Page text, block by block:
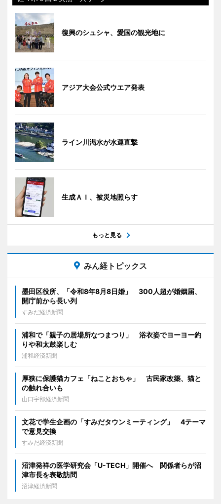
復興のシュシャ、愛国の観光地に
アジア大会公式ウエア発表
ライン川渇水が水運直撃
生成ＡＩ、被災地照らす
もっと見る
みん経トピックス
墨田区役所、「令和8年8月8日婚」 300人超が婚姻届、
開庁前から長い列
すみだ経済新聞
浦和で「親子の居場所なつまつり」 浴衣姿でヨーヨー釣
りや和太鼓楽しむ
浦和経済新聞
厚狭に保護猫カフェ「ねことおちゃ」 古民家改築、猫と
の触れ合いも
山口宇部経済新聞
文花で学生企画の「すみだタウンミーティング」 4テーマ
で意見交換
すみだ経済新聞
沼津発祥の医学研究会「U-TECH」開催へ 関係者らが沼
津市長を表敬訪問
沼津経済新聞